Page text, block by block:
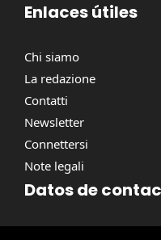
Enlaces útiles
Chi siamo
La redazione
Contatti
Newsletter
Connettersi
Note legali
Datos de